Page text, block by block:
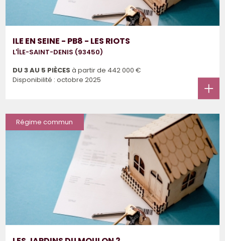
ILE EN SEINE - PB8 - LES RIOTS
L'ÎLE-SAINT-DENIS (93450)
DU 3 AU 5 PIÈCES à partir de 442 000 €
Disponibilité : octobre 2025
Régime commun